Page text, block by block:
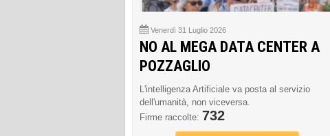
Venerdì 31 Luglio 2026
NO AL MEGA DATA CENTER A
POZZAGLIO
L'intelligenza Artificiale va posta al servizio
dell'umanità, non viceversa.
Firme raccolte: 732